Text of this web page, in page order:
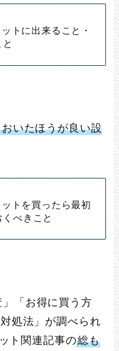
トに出来ること・
いたほうが良い設
トを買ったら最初
べきこと
「お得に買う方
処法」が調べられ
ト関連記事の総も